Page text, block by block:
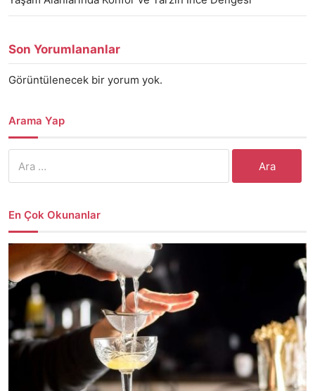
Son Yorumlananlar
Görüntülenecek bir yorum yok.
Arama Yap
En Çok Okunanlar